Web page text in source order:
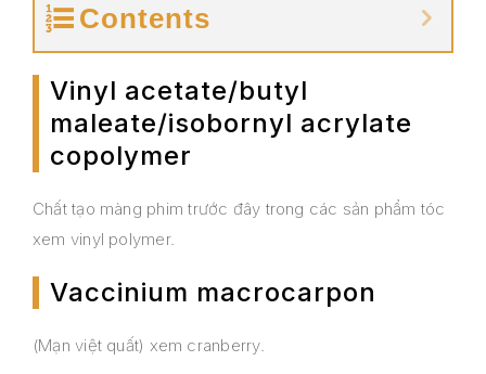
Contents
Vinyl acetate/butyl
maleate/isobornyl acrylate
copolymer
Chất tạo màng phim trước đây trong các sản phẩm tóc
xem vinyl polymer.
Vaccinium macrocarpon
(Mạn việt quất) xem cranberry.